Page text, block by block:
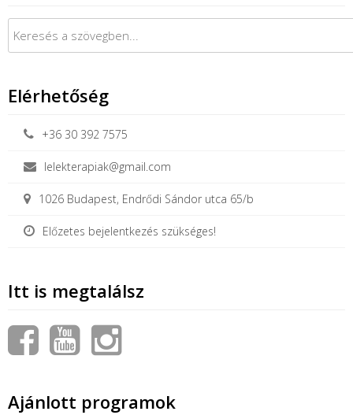
Keresés:
Elérhetőség
+36 30 392 7575
lelekterapiak@gmail.com
1026 Budapest, Endrődi Sándor utca 65/b
Előzetes bejelentkezés szükséges!
Itt is megtalálsz
Ajánlott programok